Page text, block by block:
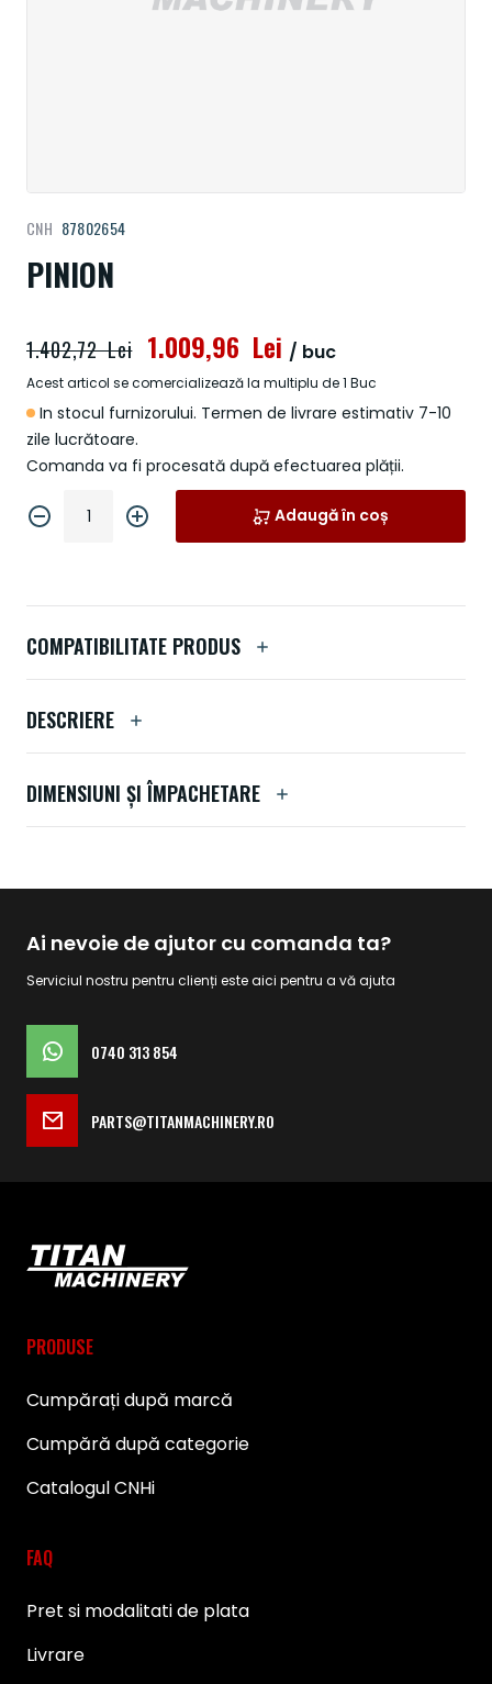
PINION
CNH 87802654
In stocul furnizorului. Termen de livrare estimativ 7-10
zile lucrătoare.
Comanda va fi procesată după efectuarea plății.
1.009,96 Lei
1.402,72 Lei / buc
Acest articol se comercializează la multiplu de 1 Buc
Adaugă în coș
la
începutul
galeriei
imagini
COMPATIBILITATE PRODUS
DESCRIERE
DIMENSIUNI ȘI ÎMPACHETARE
Ai nevoie de ajutor cu comanda ta?
Serviciul nostru pentru clienți este aici pentru a vă ajuta
0740 313 854
PARTS@TITANMACHINERY.RO
PRODUSE
Cumpărați după marcă
Cumpără după categorie
Catalogul CNHi
FAQ
Pret si modalitati de plata
Livrare